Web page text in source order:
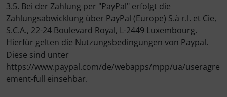
3.5. Bei der Zahlung per "PayPal" erfolgt die
Zahlungsabwicklung über PayPal (Europe) S.à r.l. et Cie,
S.C.A., 22-24 Boulevard Royal, L-2449 Luxembourg.
Hierfür gelten die Nutzungsbedingungen von Paypal.
Diese sind unter
https://www.paypal.com/de/webapps/mpp/ua/useragre
ement-full einsehbar.